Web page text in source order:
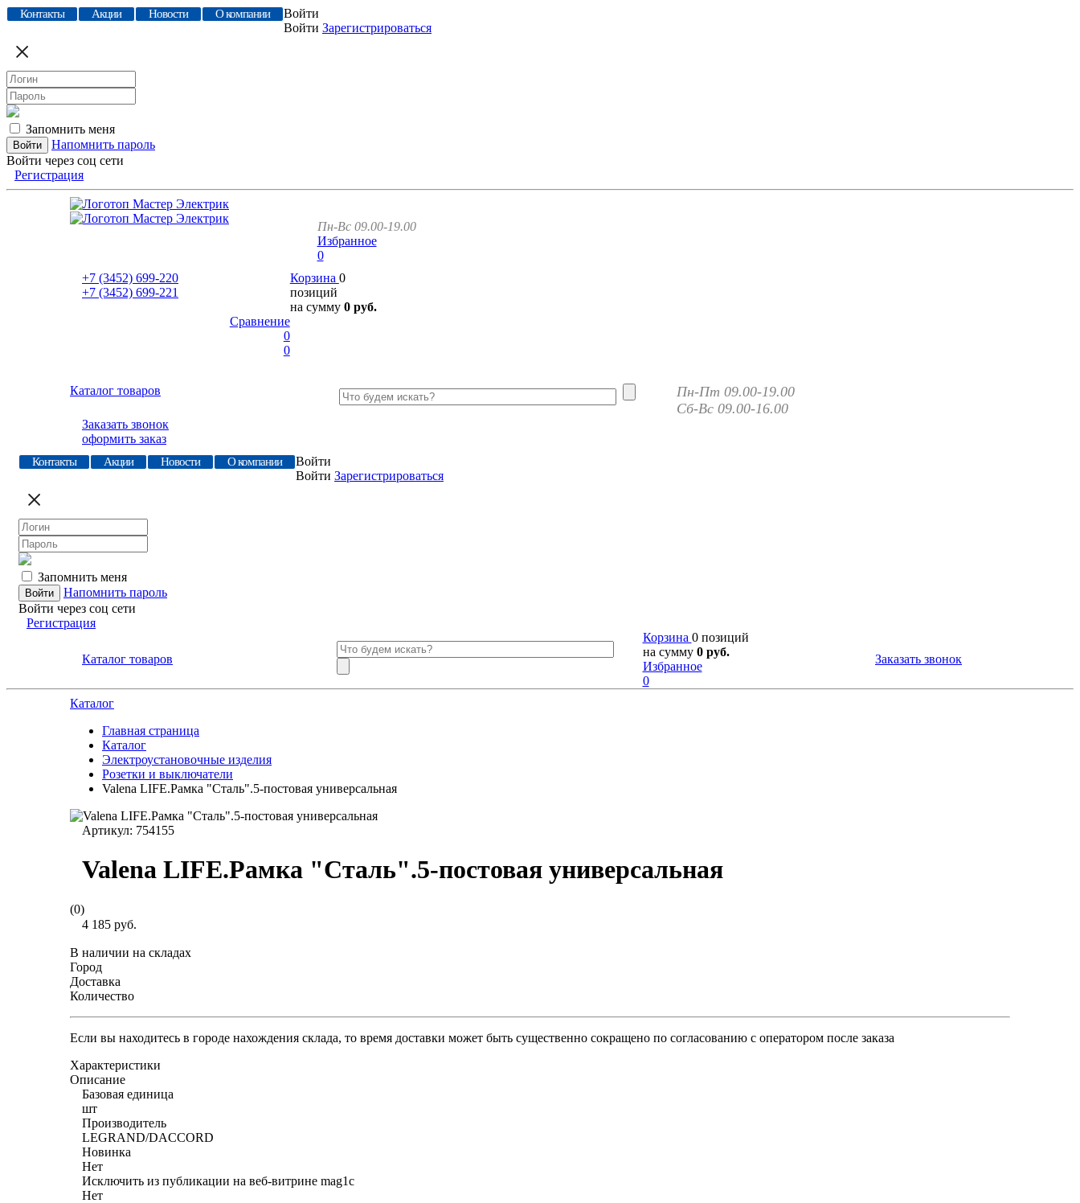
Контакты Акции Новости О компании
Войти
Войти Зарегистрироваться
Запомнить меня
Напомнить пароль
Войти через соц сети
Регистрация
Пн-Вс 09.00-19.00
Избранное
0
+7 (3452) 699-220
+7 (3452) 699-221
Корзина 0
позиций
на сумму 0 руб.
Сравнение
0
0
Каталог товаров
Пн-Пт 09.00-19.00
Сб-Вс 09.00-16.00
Заказать звонок
оформить заказ
Контакты Акции Новости О компании
Войти
Войти Зарегистрироваться
Запомнить меня
Напомнить пароль
Войти через соц сети
Регистрация
Каталог товаров
Корзина 0 позиций
на сумму 0 руб.
Избранное
0
Заказать звонок
Каталог
Главная страница
Каталог
Электроустановочные изделия
Розетки и выключатели
Valena LIFE.Рамка "Сталь".5-постовая универсальная
Артикул: 754155
Valena LIFE.Рамка "Сталь".5-постовая универсальная
(0)
4 185 руб.
В наличии на складах
Город
Доставка
Количество
Если вы находитесь в городе нахождения склада, то время доставки может быть существенно сокращено по согласованию с оператором после заказа
Характеристики
Описание
Базовая единица
шт
Производитель
LEGRAND/DACCORD
Новинка
Нет
Исключить из публикации на веб-витрине mag1c
Нет